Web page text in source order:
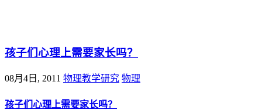
孩子们心理上需要家长吗？
08月4日, 2011 物理教学研究 物理
孩子们心理上需要家长吗？